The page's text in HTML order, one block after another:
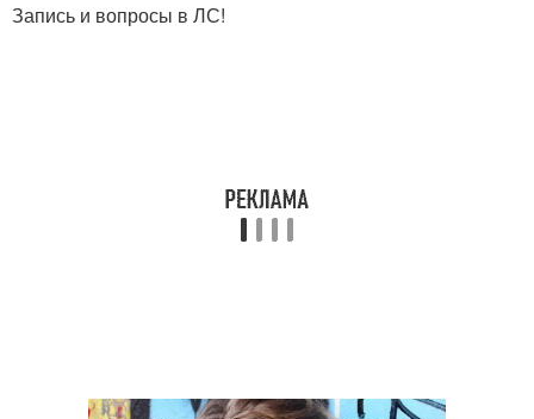
Запись и вопросы в ЛС!